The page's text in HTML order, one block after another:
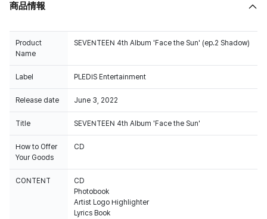
商品情報
Product
Name
SEVENTEEN 4th Album 'Face the Sun' (ep.2 Shadow)
Label PLEDIS Entertainment
Release date June 3, 2022
Title SEVENTEEN 4th Album 'Face the Sun'
How to Offer
Your Goods
CD
CONTENT
CD
Photobook
Artist Logo Highlighter
Lyrics Book